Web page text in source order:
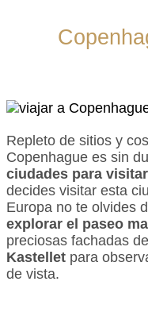
Repleto de sitios y
Copenhague es sin
ciudades para
decides visitar esta
Europa no te olvides
explorar el paseo
preciosas fachadas
Kastellet para
de vista.